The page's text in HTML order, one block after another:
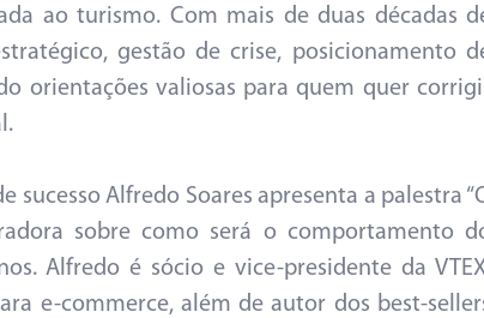
ao turismo. Com mais de duas décadas
gestão de crise, posicionamento
orientações valiosas para quem quer
sucesso Alfredo Soares apresenta a palestra
sobre como será o comportamento
Alfredo é sócio e vice-presidente da
e-commerce, além de autor dos best-